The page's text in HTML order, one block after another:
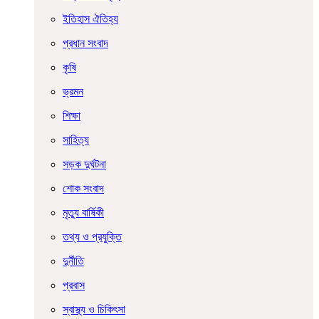
ইতিহাস ঐতিহ্য
প্রধান সংবাদ
কৃষি
ভ্রমন
শিক্ষা
সাহিত্য
সড়ক দুর্ঘটনা
শোক সংবাদ
মৃত্যু বার্ষিকী
তথ্য ও প্রযুক্তি
দুর্নীতি
প্রবাস
স্বাস্থ্য ও চিকিৎসা